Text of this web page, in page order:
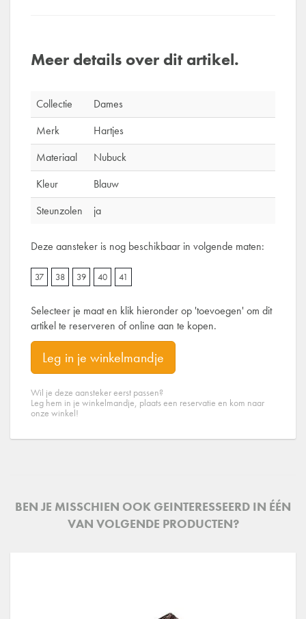
Meer details over dit artikel.
Collectie
Dames
Merk
Hartjes
Materiaal
Nubuck
Kleur
Blauw
Steunzolen
ja
Deze aansteker is nog beschikbaar in volgende maten:
37 38 39 40 41
Selecteer je maat en klik hieronder op 'toevoegen' om dit
artikel te reserveren of online aan te kopen.
Leg in je winkelmandje
Wil je deze aansteker eerst passen?
Leg hem in je winkelmandje, plaats een reservatie en kom naar
onze winkel!
BEN JE MISSCHIEN OOK GEINTERESSEERD IN ÉÉN
VAN VOLGENDE PRODUCTEN?